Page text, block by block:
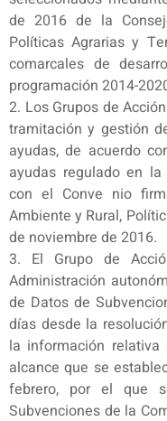
de 2016 de la
Políticas Agrarias y
comarcales de
programación 2014-
2. Los Grupos de
tramitación y gestión
ayudas, de acuerdo
ayudas regulado en
con el Conve nio
Ambiente y Rural,
de noviembre de 2016.
3. El Grupo de
Administración
de Datos de
días desde la
la información
alcance que se
febrero, por el que
Subvenciones de la